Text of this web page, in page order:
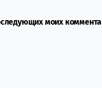
моих